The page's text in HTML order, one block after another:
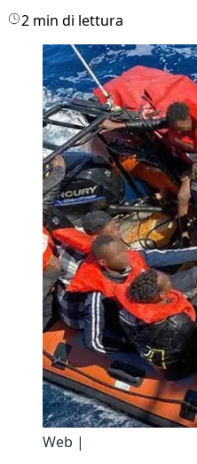
2 min di lettura
Web |